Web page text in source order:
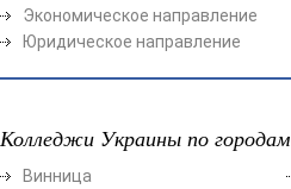
Экономическое направление
Юридическое направление
Колледжи Украины по городам
Винница